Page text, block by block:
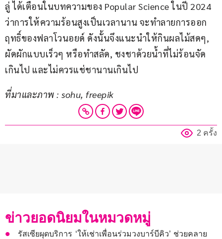
ลู่ ได้เตือนในบทความของ Popular Science ในปี 2024
ว่าการให้ความร้อนสูงเป็นเวลานาน จะทำลายการออก
ฤทธิ์ของฟลาโวนอยด์ ดังนั้นจึงแนะนำให้กินผลไม้สดๆ,
ผัดผักแบบเร็วๆ หรือทำสลัด, ชงชาด้วยน้ำที่ไม่ร้อนจัด
เกินไป และไม่ควรแช่ชานานเกินไป
ที่มาและภาพ : sohu, freepik
2 ครั้ง
ข่าวยอดนิยมในหมวดหมู่
รัสเซียผุดบริการ ‘ให้เช่าเพื่อนร่วมวงบาร์บีคิว’ ช่วยคลาย